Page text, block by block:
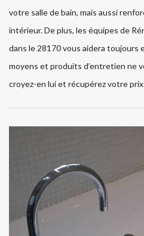
votre salle de bain, mais aussi
intérieur. De plus, les équipes de
dans le 28170 vous aidera toujours
moyens et produits d’entretien ne
croyez-en lui et récupérez votre